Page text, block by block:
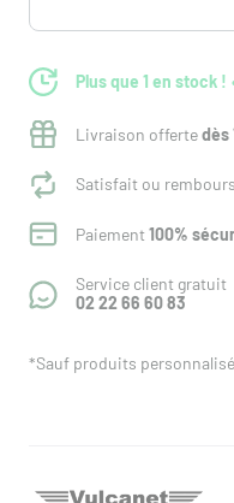
Plus que 1 en stock !
Livraison offertedès
Satisfait ou
Paiement100%
Service client gratuit
02 22 66 60 83
*Sauf produits